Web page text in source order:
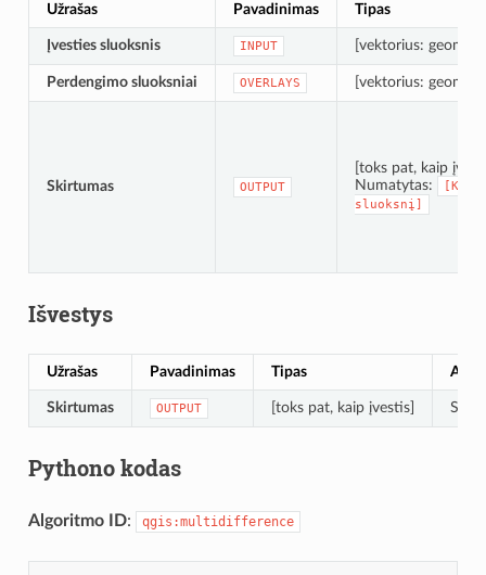
Užrašas Pavadinimas Tipas
Įvesties sluoksnis INPUT [vektorius:
Perdengimo sluoksniai OVERLAYS [vektorius:
Skirtumas OUTPUT
[toks pat, kaip
Numatytas:
sluoksnį]
Išvestys
Užrašas Pavadinimas Tipas
Skirtumas OUTPUT [toks pat, kaip įvestis]
Pythono kodas
Algoritmo ID: qgis:multidifference